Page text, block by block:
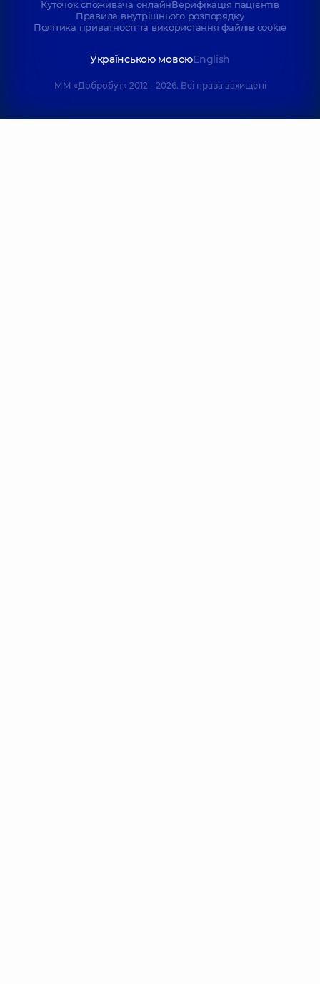
Куточок споживача онлайнВерифікація пацієнтів
Правила внутрішнього розпорядку
Політика приватності та використання файлів cookie
Українською мовоюEnglish
ММ «Добробут» 2012 - 2026. Всі права захищені